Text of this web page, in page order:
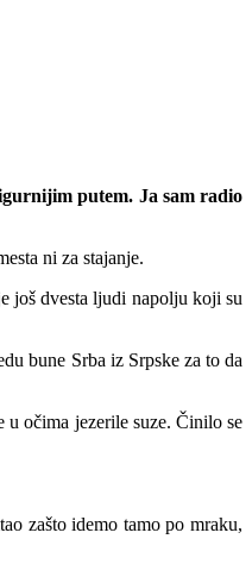
putem. Ja sam radio
ni za stajanje.
još dvesta ljudi napolju koji su
bune Srba iz Srpske za to da
u očima jezerile suze. Činilo se
zašto idemo tamo po mraku,